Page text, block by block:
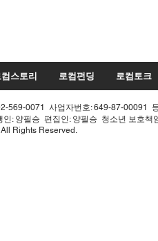
스토리 로컴펀딩 로컴토크
569-0071 사업자번호: 649-87-00091
: 양필승 편집인: 양필승 청소년 보호
Rights Reserved.